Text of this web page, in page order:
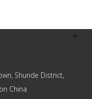
Shunde District,
China